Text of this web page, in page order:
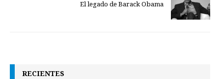
El legado de Barack Obama
RECIENTES